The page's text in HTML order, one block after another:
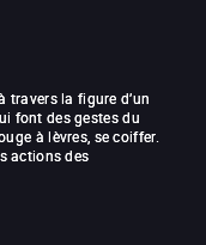
travers la figure d’un
font des gestes du
à lèvres, se coiffer.
actions des